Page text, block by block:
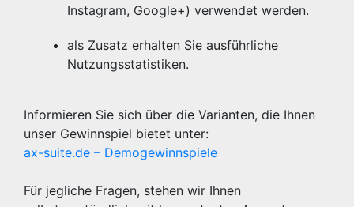
Instagram, Google+) verwendet werden.
als Zusatz erhalten Sie ausführliche
Nutzungsstatistiken.
Informieren Sie sich über die Varianten, die Ihnen
unser Gewinnspiel bietet unter:
ax-suite.de – Demogewinnspiele
Für jegliche Fragen, stehen wir Ihnen